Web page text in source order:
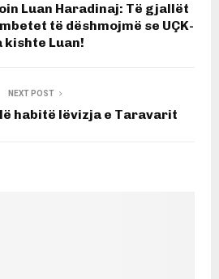
Luan Haradinaj: Të gjallët
të dëshmojmë se UÇK-
kishte Luan!
NEXT POST
habitë lëvizja e Taravarit